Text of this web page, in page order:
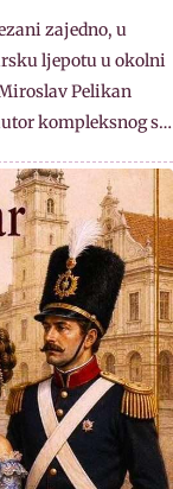
zajedno, u
ljepotu u okolni
Pelikan
kompleksnog s…